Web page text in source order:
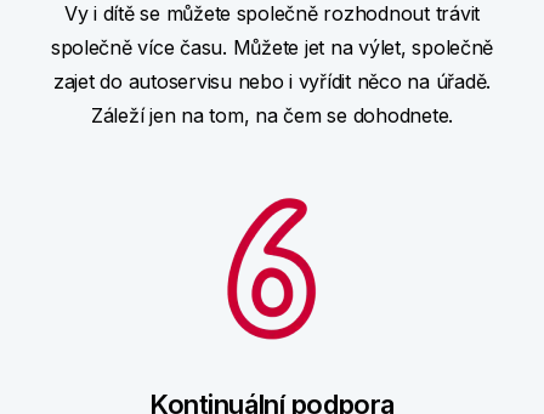
Vy i dítě se můžete společně rozhodnout trávit
společně více času. Můžete jet na výlet, společně
zajet do autoservisu nebo i vyřídit něco na úřadě.
Záleží jen na tom, na čem se dohodnete.
Kontinuální podpora